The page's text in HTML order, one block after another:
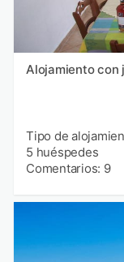
Alojamiento con
Tipo de
5 huéspedes
Comentarios: 9